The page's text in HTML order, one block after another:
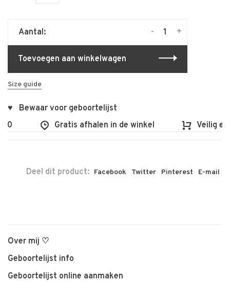
Aantal: +
-
Toevoegen aan winkelwagen
Size guide
♥ Bewaar voor geboortelijst
Gratis afhalen in de winkel Veilig en
Deel dit product: Facebook Twitter Pinterest E-mail
Over mij ♡
Geboortelijst info
Geboortelijst online aanmaken